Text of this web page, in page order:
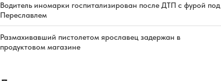
Водитель иномарки госпитализирован после ДТП с фурой под
Переславлем
Размахивавший пистолетом ярославец задержан в
продуктовом магазине